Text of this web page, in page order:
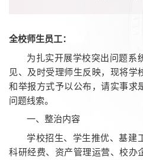
全校师生员工：
为扎实开展学校突出问题系
见、及时受理师生反映，现将学
和举报方式予以公布，请实事求
问题线索。
一、整治内容
学校招生、学生推优、基建
科研经费、资产管理运营、校办